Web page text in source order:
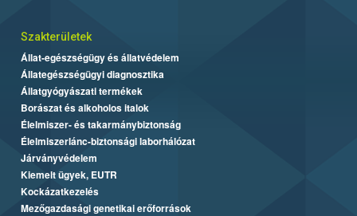
Szakterületek
Állat-egészségügy és állatvédelem
Állategészségügyi diagnosztika
Állatgyógyászati termékek
Borászat és alkoholos italok
Élelmiszer- és takarmánybiztonság
Élelmiszerlánc-biztonsági laborhálózat
Járványvédelem
Kiemelt ügyek, EUTR
Kockázatkezelés
Mezőgazdasági genetikai erőforrások